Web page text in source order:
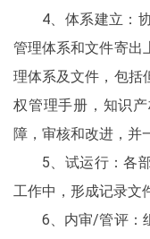
4、体系建立：
管理体系和文件寄出
理体系及文件，包括
权管理手册，知识
障，审核和改进，并
5、试运行：各
工作中，形成记录文
6、内审/管评：